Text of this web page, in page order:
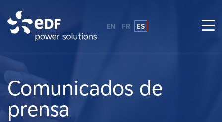
Sobre nosotros
Qué hacemos
EN FR ES
Comunicados de
prensa